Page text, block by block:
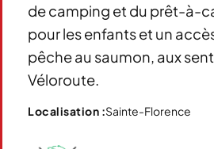
de camping et du prêt-à-
pour les enfants et un
pêche au saumon, aux
Véloroute.
Localisation :Sainte-Florence